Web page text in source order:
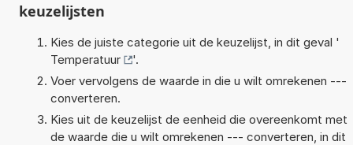
keuzelijsten
Kies de juiste categorie uit de keuzelijst, in dit geval '
Temperatuur
'.
Voer vervolgens de waarde in die u wilt omrekenen ---
converteren.
Kies uit de keuzelijst de eenheid die overeenkomt met
de waarde die u wilt omrekenen --- converteren, in dit